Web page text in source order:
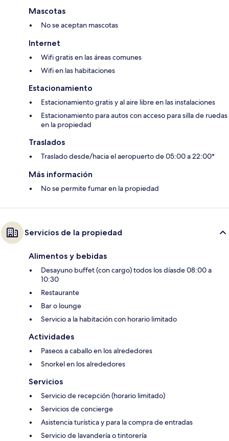
Mascotas
No se aceptan mascotas
Internet
Wifi gratis en las áreas comunes
Wifi en las habitaciones
Estacionamiento
Estacionamiento gratis y al aire libre en las instalaciones
Estacionamiento para autos con acceso para silla de ruedas
en la propiedad
Traslados
Traslado desde/hacia el aeropuerto de 05:00 a 22:00*
Más información
No se permite fumar en la propiedad
Servicios de la propiedad
Alimentos y bebidas
Desayuno buffet (con cargo) todos los díasde 08:00 a
10:30
Restaurante
Bar o lounge
Servicio a la habitación con horario limitado
Actividades
Paseos a caballo en los alrededores
Snorkel en los alrededores
Servicios
Servicio de recepción (horario limitado)
Servicios de concierge
Asistencia turística y para la compra de entradas
Servicio de lavandería o tintorería